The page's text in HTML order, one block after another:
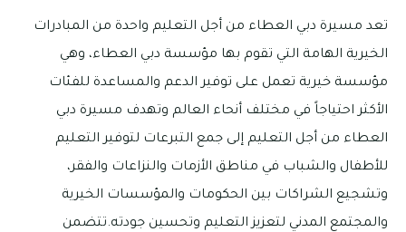
تعد مسيرة دبي العطاء من أجل التعليم واحدة من المبادرات
الخيرية الهامة التي تقوم بها مؤسسة دبي العطاء، وهي
مؤسسة خيرية تعمل على توفير الدعم والمساعدة للفئات
الأكثر احتياجاً في مختلف أنحاء العالم وتهدف مسيرة دبي
العطاء من أجل التعليم إلى جمع التبرعات لتوفير التعليم
للأطفال والشباب في مناطق الأزمات والنزاعات والفقر،
وتشجيع الشراكات بين الحكومات والمؤسسات الخيرية
والمجتمع المدني لتعزيز التعليم وتحسين جودته.تتضمن